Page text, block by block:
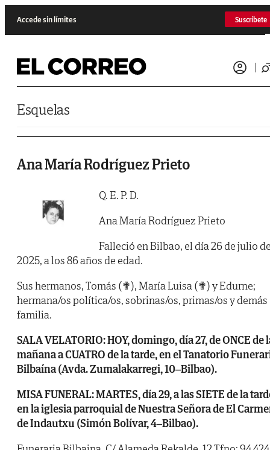
Accede sin límites Suscríbete
Esquelas
Ana María Rodríguez Prieto
Q. E. P. D.
Ana María Rodríguez Prieto
Falleció en Bilbao, el día 26 de julio
2025, a los 86 años de edad.
Sus hermanos, Tomás (✟), María Luisa (✟) y Edurne;
hermana/os política/os, sobrinas/os, primas/os y demás
familia.
SALA VELATORIO: HOY, domingo, día 27, de ONCE de
mañana a CUATRO de la tarde, en el Tanatorio
Bilbaína (Avda. Zumalakarregi, 10–Bilbao).
MISA FUNERAL: MARTES, día 29, a las SIETE de la
en la iglesia parroquial de Nuestra Señora de El
de Indautxu (Simón Bolívar, 4–Bilbao).